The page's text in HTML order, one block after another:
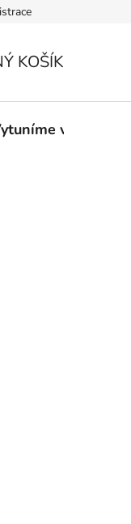
KOŠÍK
vám